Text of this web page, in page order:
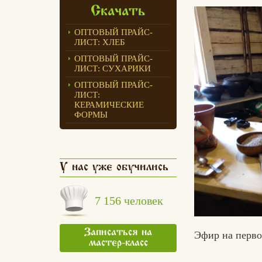
Скачать
ОПТОВЫЙ ПРАЙС-
ЛИСТ: ХЛЕБ
ОПТОВЫЙ ПРАЙС-
ЛИСТ: СУХАРИКИ
ОПТОВЫЙ ПРАЙС-
ЛИСТ:
КЕРАМИЧЕСКИЕ
ФОРМЫ
У нас уже обучились
7 156 человек
Записаться на
мастер-класс
Эфир на